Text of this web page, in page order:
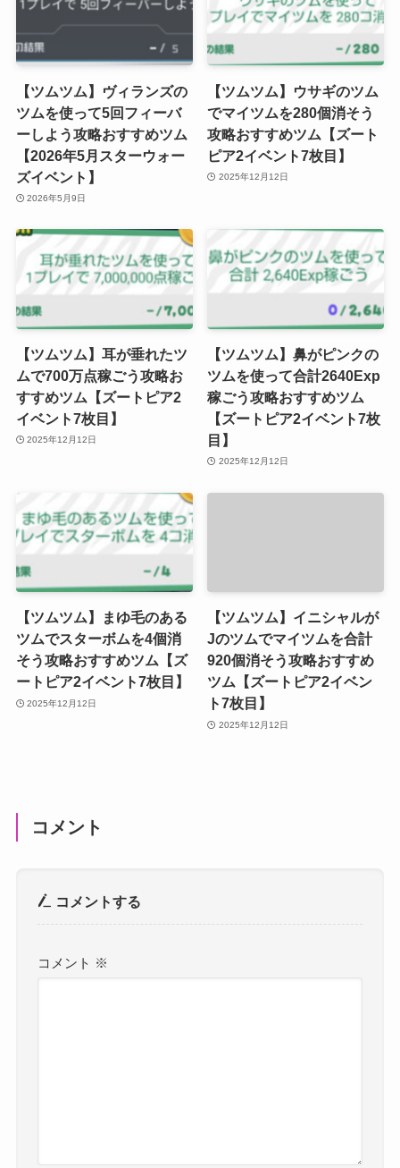
【ツムツム】ヴィランズの
ツムを使って5回フィーバ
ーしよう攻略おすすめツム
【2026年5月スターウォー
ズイベント】
2026年5月9日
【ツムツム】ウサギのツム
でマイツムを280個消そう
攻略おすすめツム【ズート
ピア2イベント7枚目】
2025年12月12日
【ツムツム】耳が垂れたツ
ムで700万点稼ごう攻略お
すすめツム【ズートピア2
イベント7枚目】
2025年12月12日
【ツムツム】鼻がピンクの
ツムを使って合計2640Exp
稼ごう攻略おすすめツム
【ズートピア2イベント7枚
目】
2025年12月12日
【ツムツム】まゆ毛のある
ツムでスターボムを4個消
そう攻略おすすめツム【ズ
ートピア2イベント7枚目】
2025年12月12日
【ツムツム】イニシャルが
Jのツムでマイツムを合計
920個消そう攻略おすすめ
ツム【ズートピア2イベン
ト7枚目】
2025年12月12日
コメント
コメントする
コメント ※